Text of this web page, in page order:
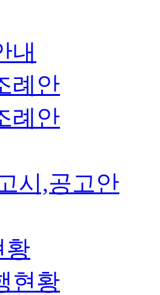
내
례안
례안
시,공고안
황
현황